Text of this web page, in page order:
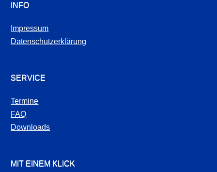
INFO
Impressum
Datenschutzerklärung
SERVICE
Termine
FAQ
Downloads
MIT EINEM KLICK